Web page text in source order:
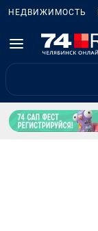
НЕДВИЖИМОСТЬ